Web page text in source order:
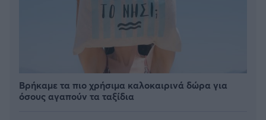
Βρήκαμε τα πιο χρήσιμα καλοκαιρινά δώρα για
όσους αγαπούν τα ταξίδια